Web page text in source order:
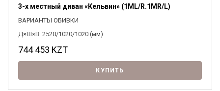
3-х местный диван «Кельвин» (1ML/R.1MR/L)
ВАРИАНТЫ ОБИВКИ
Д×Ш×В: 2520/1020/1020 (мм)
744 453 KZT
КУПИТЬ